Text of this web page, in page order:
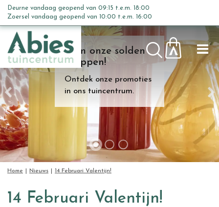
n
c
o
n
t
e
n
t
Kom onze solden
shoppen!
Ontdek onze promoties
in ons tuincentrum.
Home Nieuws 14 Februari Valentijn!
Deurne vandaag geopend van 09:15 t.e.m. 18:00
Zoersel vandaag geopend van 10:00 t.e.m. 16:00
14 Februari Valentijn!